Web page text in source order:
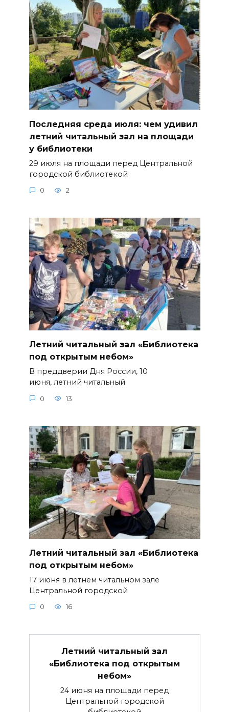
Последняя среда июля: чем удивил
летний читальный зал на площади
у библиотеки
29 июля на площади перед Центральной
городской библиотекой
0 2
Летний читальный зал «Библиотека
под открытым небом»
В преддверии Дня России, 10
июня, летний читальный
0 13
Летний читальный зал «Библиотека
под открытым небом»
17 июня в летнем читальном зале
Центральной городской
0 16
Летний читальный зал
«Библиотека под открытым
небом»
24 июня на площади перед
Центральной городской